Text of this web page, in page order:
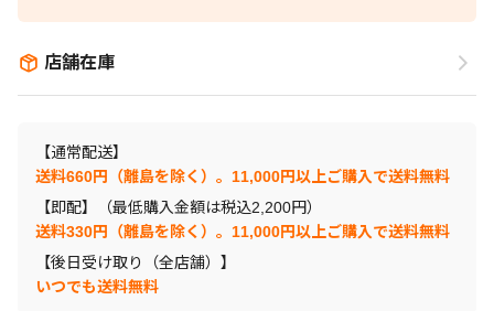
店舗在庫
【通常配送】
送料660円（離島を除く）。11,000円以上ご購入で送料無料
【即配】（最低購入金額は税込2,200円）
送料330円（離島を除く）。11,000円以上ご購入で送料無料
【後日受け取り（全店舗）】
いつでも送料無料